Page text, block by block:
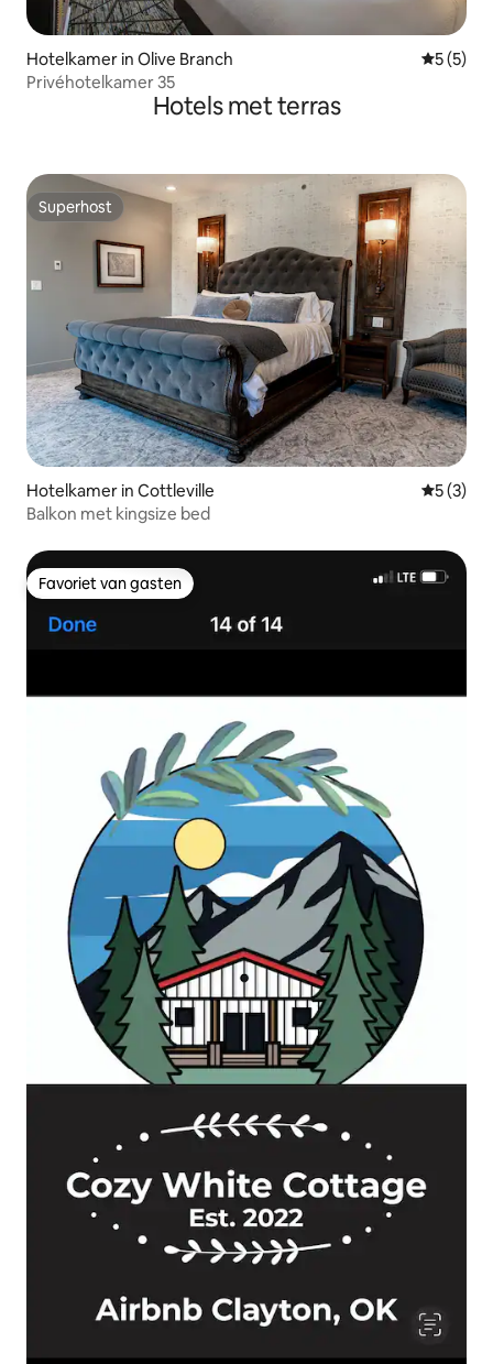
Hotelkamer in Olive Branch
5 (5)
Privéhotelkamer 35
Hotels met terras
Superhost
Superhost
Hotelkamer in Cottleville
5 (3)
Balkon met kingsize bed
Favoriet van gasten
Favoriet van gasten